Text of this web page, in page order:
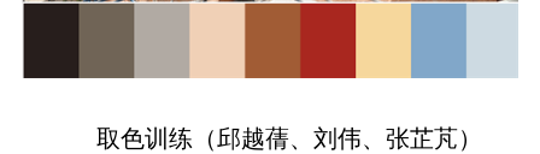
取色训练（邱越蒨、刘伟、张芷芃）